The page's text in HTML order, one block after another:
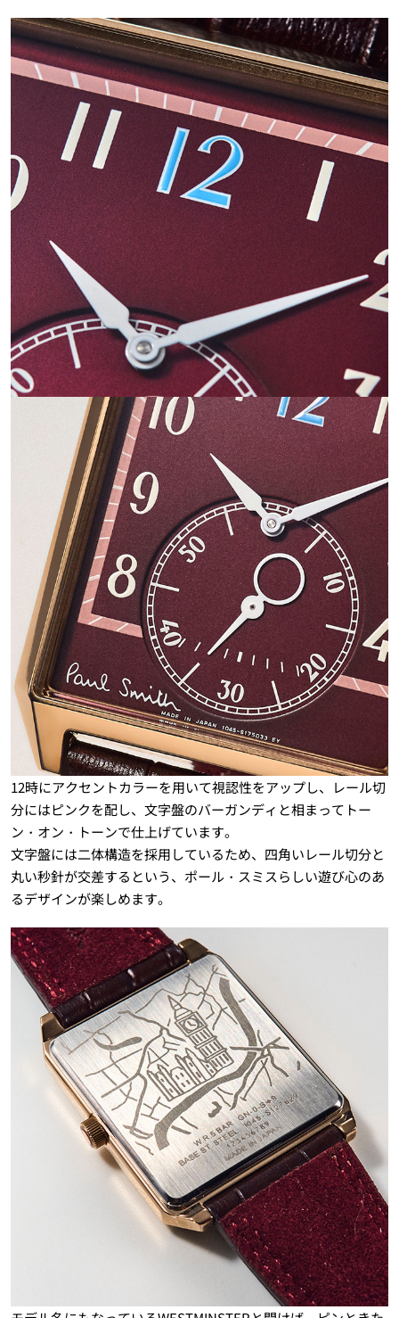
12時にアクセントカラーを用いて視認性をアップし、レール切
分にはピンクを配し、文字盤のバーガンディと相まってトー
ン・オン・トーンで仕上げています。
文字盤には二体構造を採用しているため、四角いレール切分と
丸い秒針が交差するという、ポール・スミスらしい遊び心のあ
るデザインが楽しめます。